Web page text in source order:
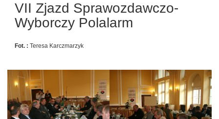
VII Zjazd Sprawozdawczo-
Wyborczy Polalarm
Fot. : Teresa Karczmarzyk